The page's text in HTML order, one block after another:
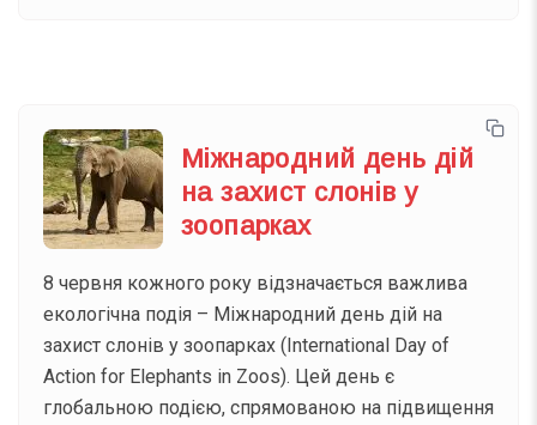
Міжнародний день дій
на захист слонів у
зоопарках
8 червня кожного року відзначається важлива
екологічна подія – Міжнародний день дій на
захист слонів у зоопарках (International Day of
Action for Elephants in Zoos). Цей день є
глобальною подією, спрямованою на підвищення